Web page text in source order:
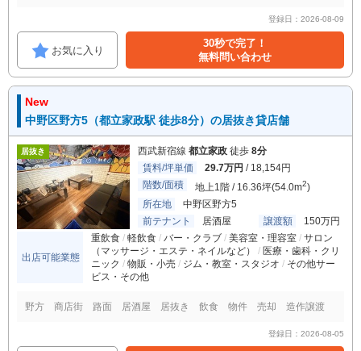
登録日：2026-08-09
お気に入り
30秒で完了！
無料問い合わせ
New
中野区野方5（都立家政駅 徒歩8分）の居抜き貸店舗
居抜き 西武新宿線 都立家政 徒歩 8分
賃料/坪単価
29.7万円 / 18,154円
階数/面積
地上1階 / 16.36坪(54.0m2)
所在地
中野区野方5
前テナント
居酒屋 譲渡額 150万円
出店可能業態
重飲食 軽飲食 バー・クラブ 美容室・理容室
サロン
（マッサージ・エステ・ネイルなど）
医療・歯科・クリ
ニック
物販・小売 ジム・教室・スタジオ
その他サー
ビス・その他
野方 商店街 路面 居酒屋 居抜き 飲食 物件 売却 造作譲渡
登録日：2026-08-05